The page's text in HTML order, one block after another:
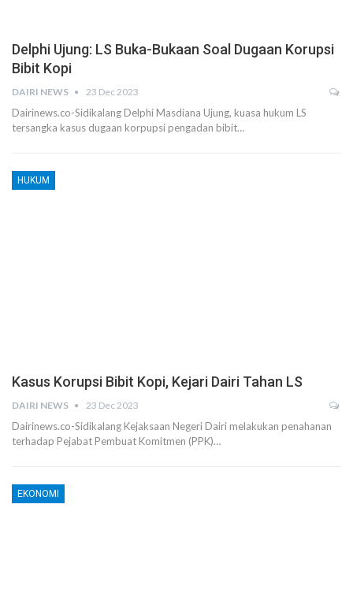
Delphi Ujung: LS Buka-Bukaan Soal Dugaan Korupsi
Bibit Kopi
DAIRI NEWS 23 Dec 2023
Dairinews.co-Sidikalang Delphi Masdiana Ujung, kuasa hukum LS
tersangka kasus dugaan korpupsi pengadan bibit…
HUKUM
Kasus Korupsi Bibit Kopi, Kejari Dairi Tahan LS
DAIRI NEWS 23 Dec 2023
Dairinews.co-Sidikalang Kejaksaan Negeri Dairi melakukan penahanan
terhadap Pejabat Pembuat Komitmen (PPK)…
EKONOMI